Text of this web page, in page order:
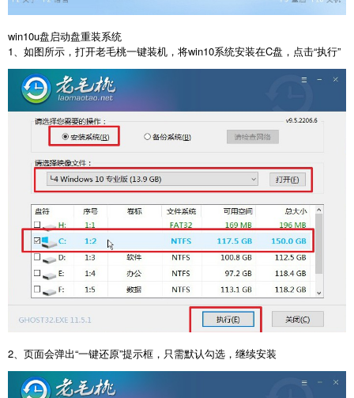
win10u盘启动盘重装系统
1、如图所示，打开老毛桃一键装机，将win10系统安装在C盘，点击“执行”
2、页面会弹出“一键还原”提示框，只需默认勾选，继续安装